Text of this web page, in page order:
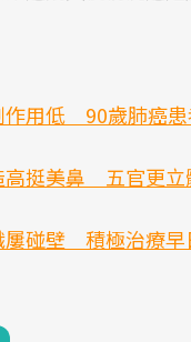
作用低 90歲肺癌患
挺美鼻 五官更立
屢碰壁 積極治療早